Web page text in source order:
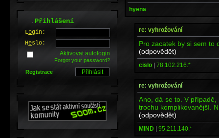
hyena
re: vyhrožování
Pro zacatek by si sem to
(odpovědět)
cislo | 78.102.216.*
re: vyhrožování
Ano, dá se to. V
trochu komplikovanější.
(odpovědět)
MiND | 95.211.140.*
.Přihlášení
Login:
Heslo:
Aktivovatautologin
Forgot your password?
Registrace